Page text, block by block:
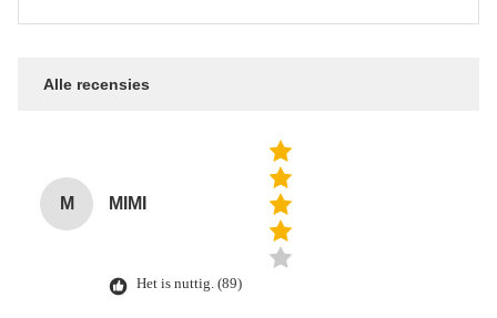
Alle recensies
M MIMI
Het is nuttig. (89)